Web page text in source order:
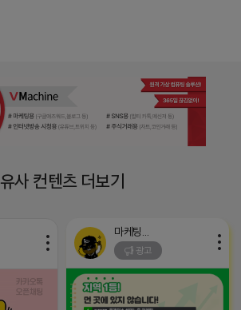
유사 컨텐츠 더보기
광고